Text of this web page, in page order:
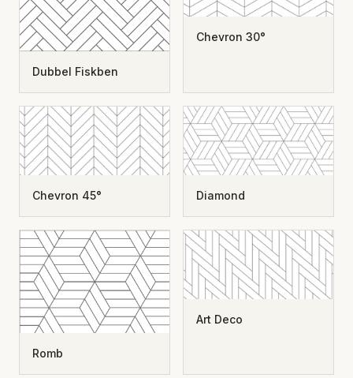
Dubbel Fiskben
Chevron 30°
Chevron 45° Diamond
Romb
Art Deco